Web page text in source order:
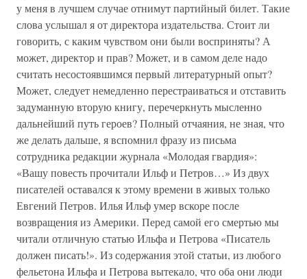
у меня в лучшем случае отнимут партийный билет. Такие
слова услышал я от директора издательства. Стоит ли
говорить, с каким чувством они были восприняты? А
может, директор и прав? Может, и в самом деле надо
считать несостоявшимся первый литературный опыт?
Может, следует немедленно перестраиваться и отставить
задуманную вторую книгу, перечеркнуть мысленно
дальнейший путь героев? Полный отчаяния, не зная, что
же делать дальше, я вспомнил фразу из письма
сотрудника редакции журнала «Молодая гвардия»:
«Вашу повесть прочитали Ильф и Петров…» Из двух
писателей оставался к этому времени в живых только
Евгений Петров. Илья Ильф умер вскоре после
возвращения из Америки. Перед самой его смертью мы
читали отличную статью Ильфа и Петрова «Писатель
должен писать!». Из содержания этой статьи, из любого
фельетона Ильфа и Петрова вытекало, что оба они люди